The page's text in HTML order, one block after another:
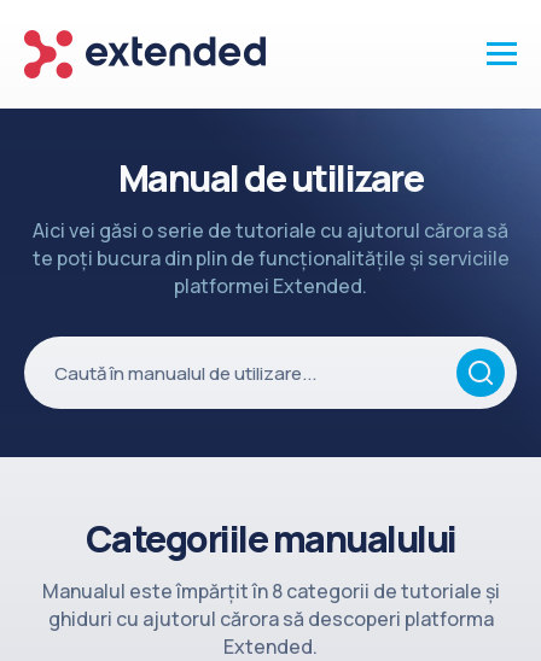
Vanzari și clienti
Marketing și promotii
Integrări
Setări
Înapoi la site
Contact
Manual de utilizare
Aici vei găsi o serie de tutoriale cu ajutorul cărora să
te poți bucura din plin de funcționalitățile și serviciile
platformei Extended.
Categoriile manualului
Manualul este împărțit în 8 categorii de tutoriale și
ghiduri cu ajutorul cărora să descoperi platforma
Extended.